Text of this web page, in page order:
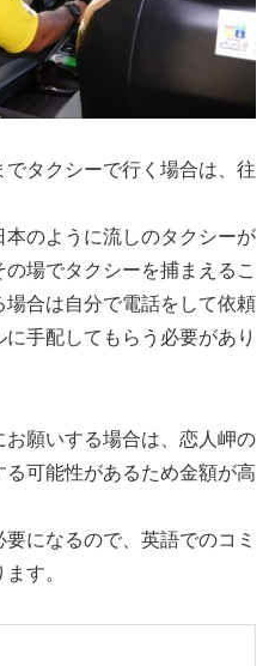
タクシーで行く場合は、往
のように流しのタクシーが
場でタクシーを捕まえるこ
合は自分で電話をして依頼
手配してもらう必要があり
願いする場合は、恋人岬の
可能性があるため金額が高
になるので、英語でのコミ
す。